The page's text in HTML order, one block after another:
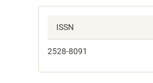
ISSN
2528-8091